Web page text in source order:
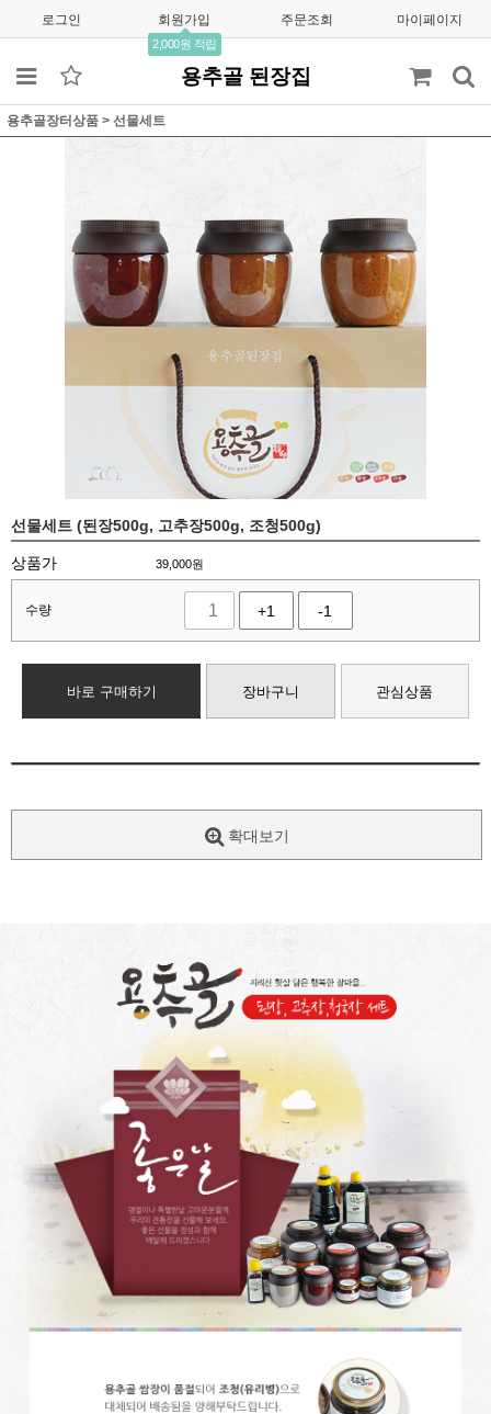
로그인 회원가입
2,000원 적립
주문조회 마이페이지
용추골 된장집
용추골장터상품 > 선물세트
선물세트 (된장500g, 고추장500g, 조청500g)
상품가 39,000원
수량 +1 -1
바로 구매하기 장바구니 관심상품
확대보기